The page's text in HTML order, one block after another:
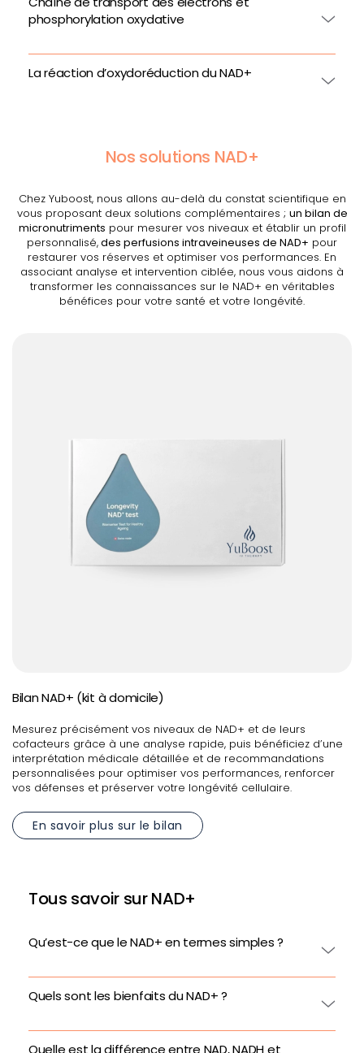
phosphorylation oxydative
La réaction d’oxydoréduction du NAD+
Nos solutions NAD+
Chez Yuboost, nous allons au-delà du constat scientifique en
vous proposant deux solutions complémentaires ; un bilan de
micronutriments pour mesurer vos niveaux et établir un profil
personnalisé,des perfusions intraveineuses de NAD+ pour
restaurer vos réserves et optimiser vos performances. En
associant analyse et intervention ciblée, nous vous aidons à
transformer les connaissances sur le NAD+ en véritables
bénéfices pour votre santé et votre longévité.
Bilan NAD+ (kit à domicile)
Mesurez précisément vos niveaux de NAD+ et de leurs
cofacteurs grâce à une analyse rapide, puis bénéficiez d’une
interprétation médicale détaillée et de recommandations
personnalisées pour optimiser vos performances, renforcer
vos défenses et préserver votre longévité cellulaire.
En savoir plus sur le bilan
Tous savoir sur NAD+
Qu’est-ce que le NAD+ en termes simples ?
Quels sont les bienfaits du NAD+ ?